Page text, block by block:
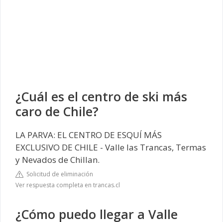
¿Cuál es el centro de ski más
caro de Chile?
LA PARVA: EL CENTRO DE ESQUÍ MÁS
EXCLUSIVO DE CHILE - Valle las Trancas, Termas
y Nevados de Chillan.
Solicitud de eliminación
Ver respuesta completa en trancas.cl
¿Cómo puedo llegar a Valle